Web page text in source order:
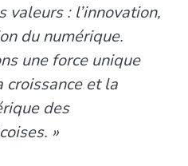
: l’innovation,
du numérique.
une force unique
croissance et la
des
»